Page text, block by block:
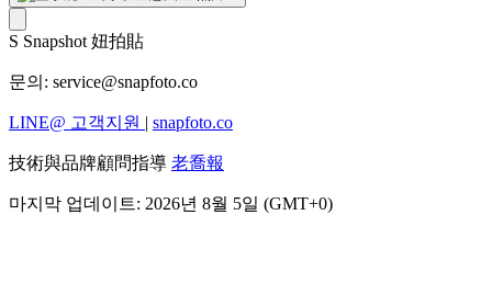
S Snapshot 妞拍貼
문의: service@snapfoto.co
LINE@ 고객지원 | snapfoto.co
技術與品牌顧問指導 老喬報
마지막 업데이트: 2026년 8월 5일 (GMT+0)